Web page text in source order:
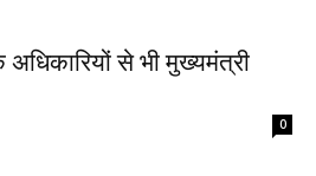
से भी मुख्यमंत्री
0